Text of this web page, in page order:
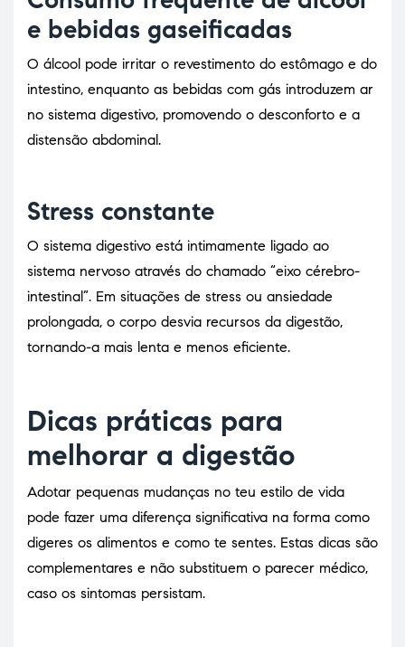
e bebidas gaseificadas
O álcool pode irritar o revestimento do estômago e do
intestino, enquanto as bebidas com gás introduzem ar
no sistema digestivo, promovendo o desconforto e a
distensão abdominal.
Stress constante
O sistema digestivo está intimamente ligado ao
sistema nervoso através do chamado “eixo cérebro-
intestinal”. Em situações de stress ou ansiedade
prolongada, o corpo desvia recursos da digestão,
tornando-a mais lenta e menos eficiente.
Dicas práticas para
melhorar a digestão
Adotar pequenas mudanças no teu estilo de vida
pode fazer uma diferença significativa na forma como
digeres os alimentos e como te sentes. Estas dicas são
complementares e não substituem o parecer médico,
caso os sintomas persistam.